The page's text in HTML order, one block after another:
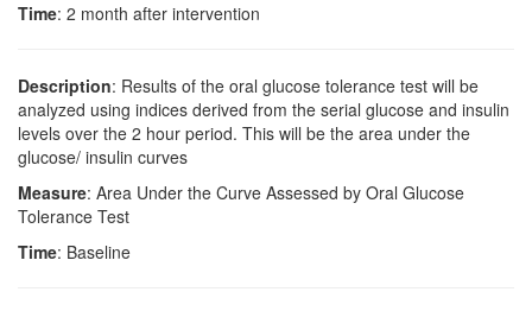
Time: 2 month after intervention
Description: Results of the oral glucose tolerance test will be
analyzed using indices derived from the serial glucose and insulin
levels over the 2 hour period. This will be the area under the
glucose/ insulin curves
Measure: Area Under the Curve Assessed by Oral Glucose
Tolerance Test
Time: Baseline